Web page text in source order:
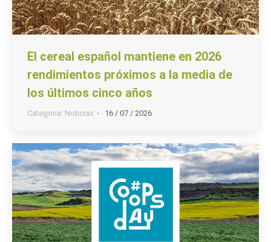
El cereal español mantiene en 2026
rendimientos próximos a la media de
los últimos cinco años
Categoria: Noticias 16 / 07 / 2026